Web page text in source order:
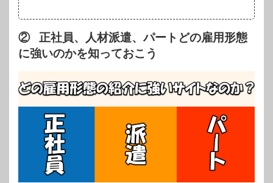
② 正社員、人材派遣、パートどの雇用形態
に強いのかを知っておこう